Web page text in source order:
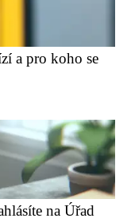
a pro koho se
na Úřad